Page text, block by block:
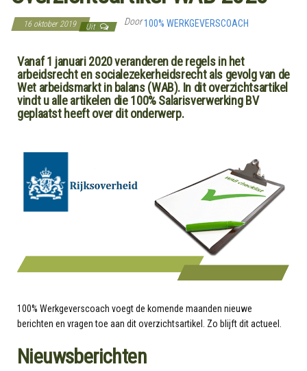
16 oktober 2019 Uit Door100% WERKGEVERSCOACH
Vanaf 1 januari 2020 veranderen de regels in het
arbeidsrecht en socialezekerheidsrecht als gevolg van de
Wet arbeidsmarkt in balans (WAB). In dit overzichtsartikel
vindt u alle artikelen die 100% Salarisverwerking BV
geplaatst heeft over dit onderwerp.
100% Werkgeverscoach voegt de komende maanden nieuwe
berichten en vragen toe aan dit overzichtsartikel. Zo blijft dit actueel.
Nieuwsberichten